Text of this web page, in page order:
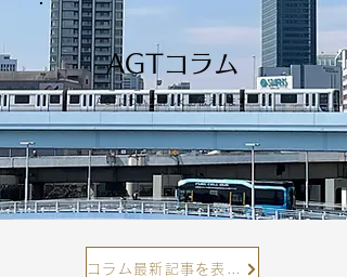
AGTコラム
AGTについて詳しくお伝えします
コラム最新記事を表示